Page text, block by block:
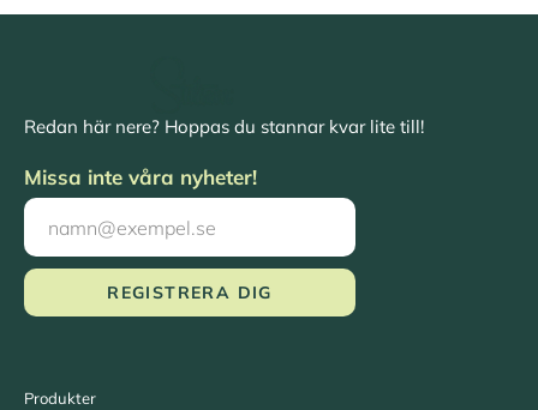
Redan här nere? Hoppas du stannar kvar lite till!
Missa inte våra nyheter!
REGISTRERA DIG
Produkter